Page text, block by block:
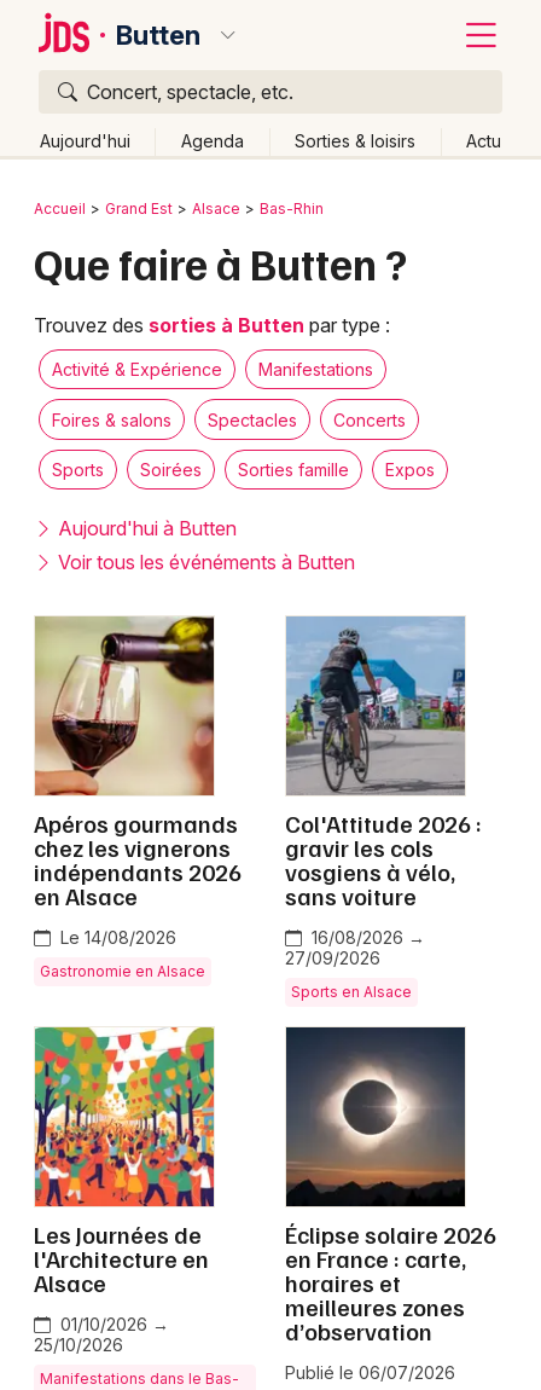
Butten
Concert, spectacle, etc.
Aujourd'hui Agenda Sorties & loisirs Actu
Publier un événement
Grands événements
Activité & Expérience
Manifestations
Foires & salons
Concerts
Sports
Soirées
Sorties famille
Expos
Sorties & loisirs
Grand Est
Jeux concours
Newsletter des sorties
Artistes en tournée
Actus dans le Bas-Rhin
Bordeaux
Lille
Lyon
Marseille
Montpellier
Nice
Paris
Strasbourg
Toulouse
Toutes les villes
Retour
Accueil Grand Est Alsace Bas-Rhin
Que faire à Butten ?
Trouvez des sorties à Butten par type :
Activité & Expérience Manifestations
Foires & salons Spectacles Concerts
Sports Soirées Sorties famille Expos
Aujourd'hui à Butten
Voir tous les événéments à Butten
Apéros gourmands
chez les vignerons
indépendants 2026
en Alsace
Le 14/08/2026
Gastronomie en Alsace
Col'Attitude 2026 :
gravir les cols
vosgiens à vélo,
sans voiture
16/08/2026 →
27/09/2026
Sports en Alsace
Les Journées de
l'Architecture en
Alsace
01/10/2026 →
25/10/2026
Manifestations dans le Bas-
Éclipse solaire 2026
en France : carte,
horaires et
meilleures zones
d’observation
Publié le 06/07/2026
Quoi ?
Où ?
Près de moi
Changer de lieu
Quand ?
Effacer les dates
Aujourd'hui
Demain Ce week-end Autre